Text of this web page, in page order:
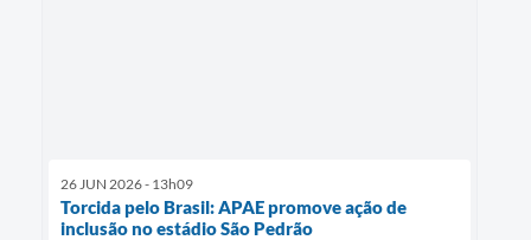
26 JUN 2026 - 13h09
Torcida pelo Brasil: APAE promove ação de
inclusão no estádio São Pedrão